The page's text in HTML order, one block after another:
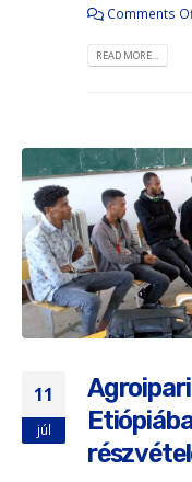
Comments
READ MORE...
11
júl